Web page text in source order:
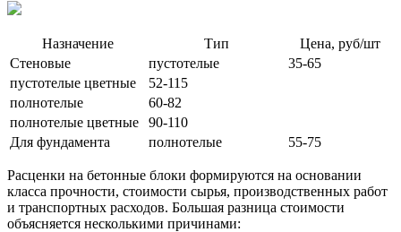
Назначение Тип
Цена, руб/шт
Стеновые
пустотелые
35-65
пустотелые цветные
52-115
полнотелые
60-82
полнотелые цветные
90-110
Для фундамента
полнотелые 55-75
Расценки на бетонные блоки формируются на основании
класса прочности, стоимости сырья, производственных работ
и транспортных расходов. Большая разница стоимости
объясняется несколькими причинами: